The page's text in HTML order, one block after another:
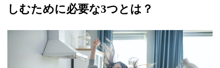
しむために必要な3つとは？